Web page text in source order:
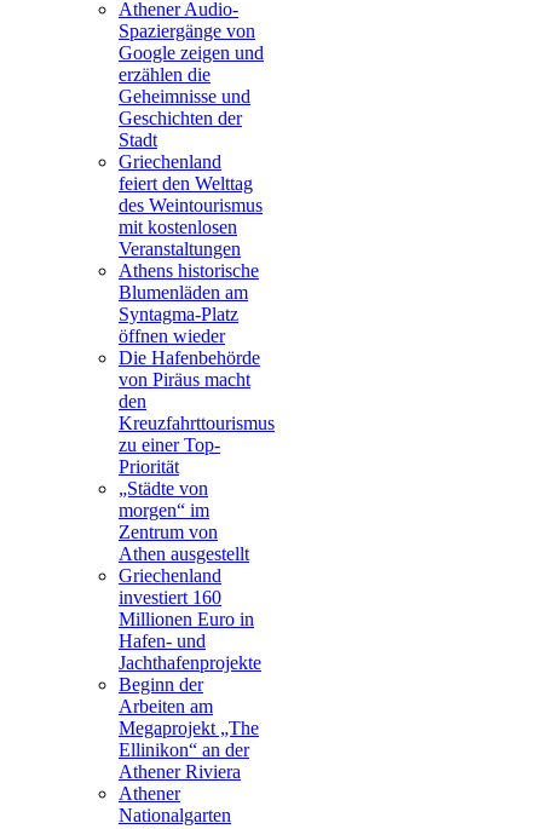
Athener Audio-
Spaziergänge von
Google zeigen und
erzählen die
Geheimnisse und
Geschichten der
Stadt
Griechenland
feiert den Welttag
des Weintourismus
mit kostenlosen
Veranstaltungen
Athens historische
Blumenläden am
Syntagma-Platz
öffnen wieder
Die Hafenbehörde
von Piräus macht
den
Kreuzfahrttourismus
zu einer Top-
Priorität
„Städte von
morgen“ im
Zentrum von
Athen ausgestellt
Griechenland
investiert 160
Millionen Euro in
Hafen- und
Jachthafenprojekte
Beginn der
Arbeiten am
Megaprojekt „The
Ellinikon“ an der
Athener Riviera
Athener
Nationalgarten